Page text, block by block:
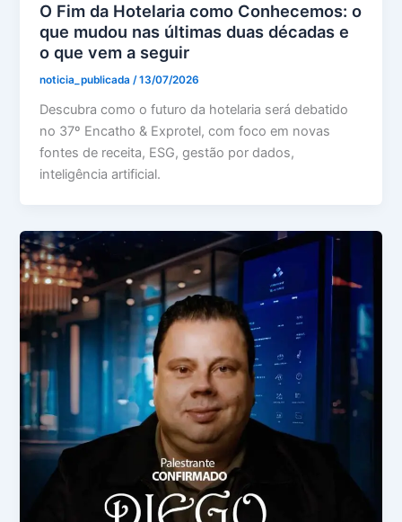
O Fim da Hotelaria como Conhecemos: o
que mudou nas últimas duas décadas e
o que vem a seguir
noticia_publicada/13/07/2026
Descubra como o futuro da hotelaria será debatido
no 37º Encatho & Exprotel, com foco em novas
fontes de receita, ESG, gestão por dados,
inteligência artificial.